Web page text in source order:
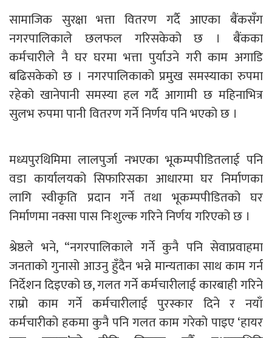
सामाजिक सुरक्षा भत्ता वितरण गर्दै आएका बैंकसँग
नगरपालिकाले छलफल गरिसकेको छ । बैंकका
कर्मचारीले नै घर घरमा भत्ता पुर्याउने गरी काम अगाडि
बढिसकेको छ । नगरपालिकाको प्रमुख समस्याका रुपमा
रहेको खानेपानी समस्या हल गर्दै आगामी छ महिनाभित्र
सुलभ रुपमा पानी वितरण गर्ने निर्णय पनि भएको छ ।
मध्यपुरथिमिमा लालपुर्जा नभएका भूकम्पपीडितलाई पनि
वडा कार्यालयको सिफारिसका आधारमा घर निर्माणका
लागि स्वीकृति प्रदान गर्ने तथा भूकम्पपीडितको घर
निर्माणमा नक्सा पास निःशुल्क गरिने निर्णय गरिएको छ ।
श्रेष्ठले भने, “नगरपालिकाले गर्ने कुनै पनि सेवाप्रवाहमा
जनताको गुनासो आउनु हुँदैन भन्ने मान्यताका साथ काम गर्न
निर्देशन दिइएको छ, गलत गर्ने कर्मचारीलाई कारबाही गरिने
राम्रो काम गर्ने कर्मचारीलाई पुरस्कार दिने र नयाँ
कर्मचारीको हकमा कुनै पनि गलत काम गरेको पाइए ‘हायर